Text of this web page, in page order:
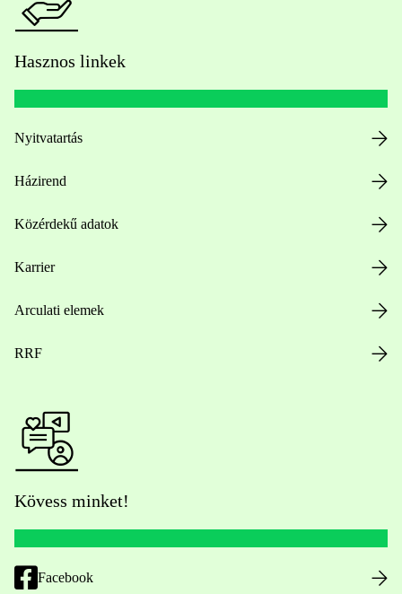
Hasznos linkek
Nyitvatartás
Házirend
Közérdekű adatok
Karrier
Arculati elemek
RRF
Kövess minket!
Facebook